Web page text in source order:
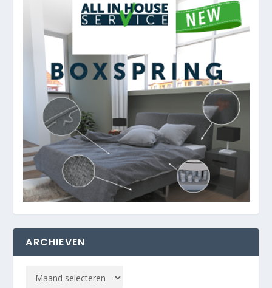
ARCHIEVEN